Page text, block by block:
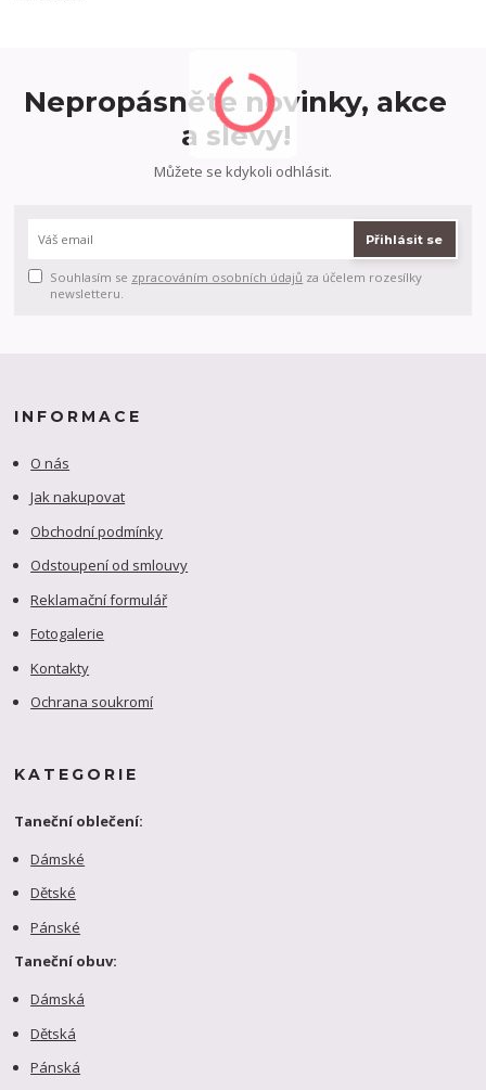
Nepropásněte novinky, akce
a slevy!
Můžete se kdykoli odhlásit.
Přihlásit se
Souhlasím se zpracováním osobních údajů za účelem rozesílky
newsletteru.
INFORMACE
O nás
Jak nakupovat
Obchodní podmínky
Odstoupení od smlouvy
Reklamační formulář
Fotogalerie
Kontakty
Ochrana soukromí
KATEGORIE
Taneční oblečení:
Dámské
Dětské
Pánské
Taneční obuv:
Dámská
Dětská
Pánská